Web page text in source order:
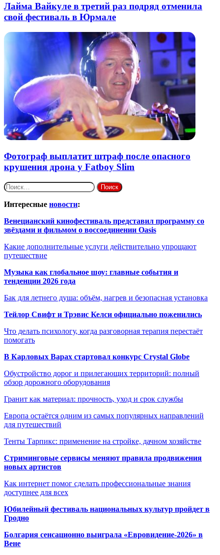
Лайма Вайкуле в третий раз подряд отменила
свой фестиваль в Юрмале
Фотограф выплатит штраф после опасного
крушения дрона у Fatboy Slim
Найти:
Интересные новости:
Венецианский кинофестиваль представил программу со
звёздами и фильмом о воссоединении Oasis
Какие дополнительные услуги действительно упрощают
путешествие
Музыка как глобальное шоу: главные события и
тенденции 2026 года
Бак для летнего душа: объём, нагрев и безопасная установка
Тейлор Свифт и Трэвис Келси официально поженились
Что делать психологу, когда разговорная терапия перестаёт
помогать
В Карловых Варах стартовал конкурс Crystal Globe
Обустройство дорог и прилегающих территорий: полный
обзор дорожного оборудования
Гранит как материал: прочность, уход и срок службы
Европа остаётся одним из самых популярных направлений
для путешествий
Тенты Тарпикс: применение на стройке, дачном хозяйстве
Стриминговые сервисы меняют правила продвижения
новых артистов
Как интернет помог сделать профессиональные знания
доступнее для всех
Юбилейный фестиваль национальных культур пройдет в
Гродно
Болгария сенсационно выиграла «Евровидение-2026» в
Вене